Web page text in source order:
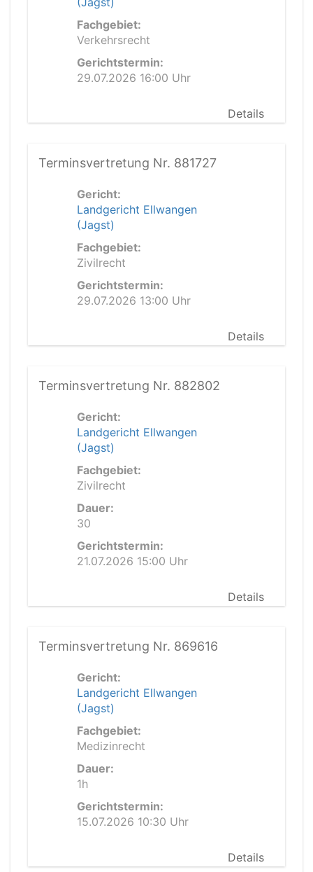
Fachgebiet:
Verkehrsrecht
Gerichtstermin:
29.07.2026 16:00 Uhr
Details
Terminsvertretung Nr. 881727
Gericht:
Landgericht Ellwangen
(Jagst)
Fachgebiet:
Zivilrecht
Gerichtstermin:
29.07.2026 13:00 Uhr
Details
Terminsvertretung Nr. 882802
Gericht:
Landgericht Ellwangen
(Jagst)
Fachgebiet:
Zivilrecht
Dauer:
30
Gerichtstermin:
21.07.2026 15:00 Uhr
Details
Terminsvertretung Nr. 869616
Gericht:
Landgericht Ellwangen
(Jagst)
Fachgebiet:
Medizinrecht
Dauer:
1h
Gerichtstermin:
15.07.2026 10:30 Uhr
Details